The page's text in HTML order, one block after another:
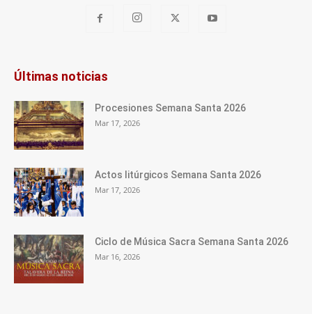
Últimas noticias
Procesiones Semana Santa 2026
Mar 17, 2026
Actos litúrgicos Semana Santa 2026
Mar 17, 2026
Ciclo de Música Sacra Semana Santa 2026
Mar 16, 2026